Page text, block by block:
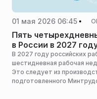
01 мая 2026 06:45
Пять
в России в 2027
В 2027 году российских
шестидневная рабочая
Это следует из
подготовленного